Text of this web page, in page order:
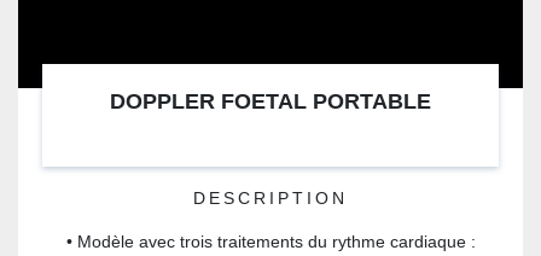
DOPPLER FOETAL PORTABLE
DESCRIPTION
• Modèle avec trois traitements du rythme cardiaque :